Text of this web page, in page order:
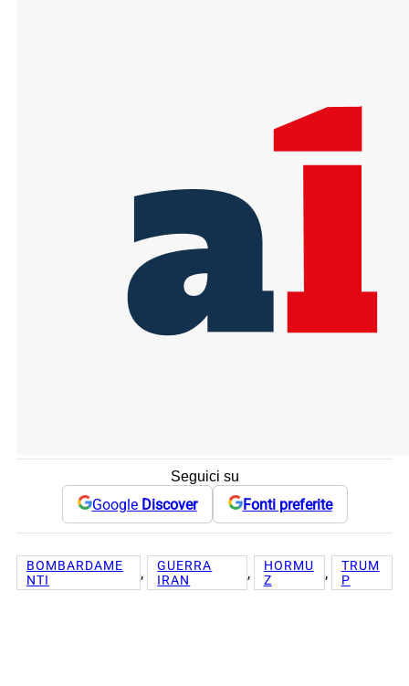
Seguici su
Google Discover Fonti preferite
BOMBARDAME
NTI
,
GUERRA
IRAN
,
HORMU
Z
,
TRUM
P